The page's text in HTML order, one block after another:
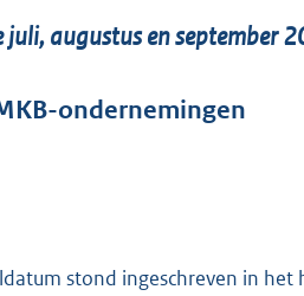
augustus en september
ondernemingen
stond ingeschreven in het